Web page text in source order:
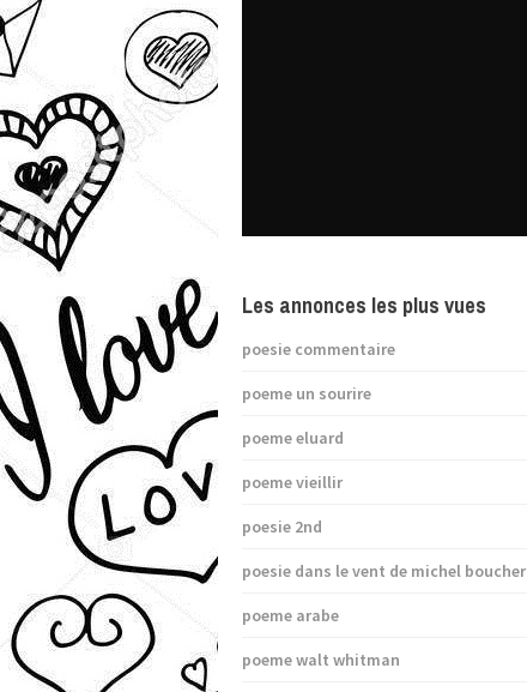
Les annonces les plus vues
poesie commentaire
poeme un sourire
poeme eluard
poeme vieillir
poesie 2nd
poesie dans le vent de michel boucher
poeme arabe
poeme walt whitman